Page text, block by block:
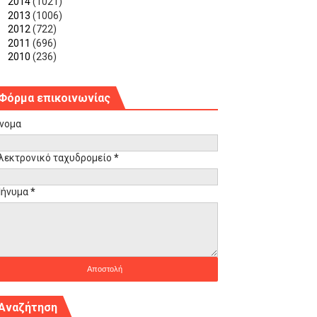
2013 (1006)
2012(722)
2011 (696)
2010 (236)
επικοινωνίας
ταχυδρομείο *
*